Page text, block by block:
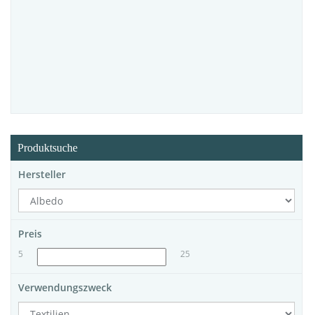
Produktsuche
Hersteller
Preis
5 25
Verwendungszweck